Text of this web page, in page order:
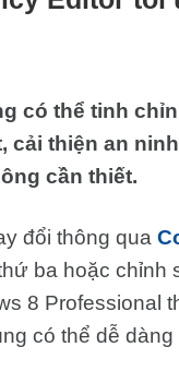
có thể tinh
cải thiện an
cần thiết.
đổi thông qua
ba hoặc chỉnh
8 Professional
có thể dễ